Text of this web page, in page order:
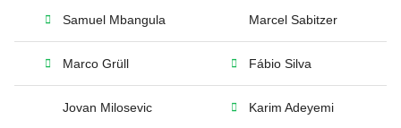
Samuel Mbangula Marcel Sabitzer
Marco Grüll Fábio Silva
Jovan Milosevic Karim Adeyemi